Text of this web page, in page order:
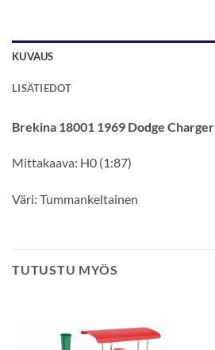
KUVAUS
LISÄTIEDOT
Brekina 18001 1969 Dodge Charger
Mittakaava: H0 (1:87)
Väri: Tummankeltainen
TUTUSTU MYÖS